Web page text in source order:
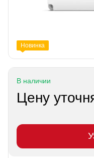
Новинка
В наличии
Цену